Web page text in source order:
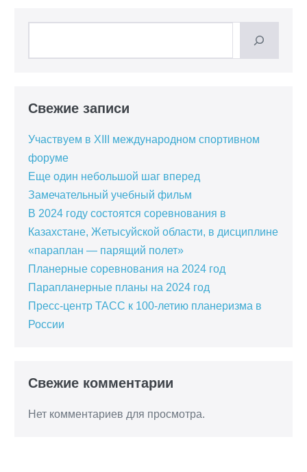
записям
Свежие записи
Участвуем в XIII международном спортивном
форуме
Еще один небольшой шаг вперед
Замечательный учебный фильм
В 2024 году состоятся соревнования в
Казахстане, Жетысуйской области, в дисциплине
«параплан — парящий полет»
Планерные соревнования на 2024 год
Парапланерные планы на 2024 год
Пресс-центр ТАСС к 100-летию планеризма в
России
Свежие комментарии
Нет комментариев для просмотра.